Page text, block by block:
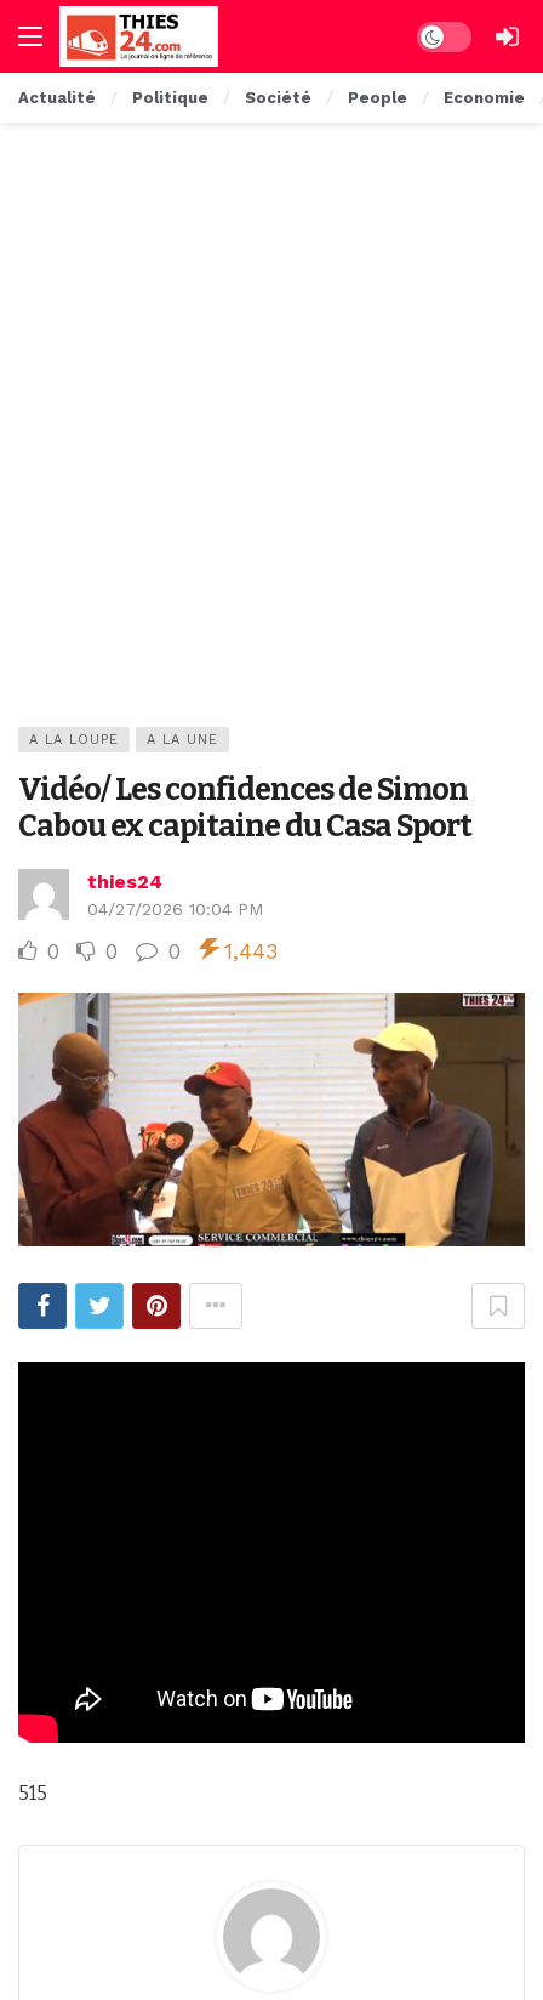
Dark mode
Actualité Politique Société People Economie
A LA LOUPE A LA UNE
Vidéo/ Les confidences de Simon
Cabou ex capitaine du Casa Sport
thies24
04/27/2026 10:04 PM
0 0 0 1,443
515